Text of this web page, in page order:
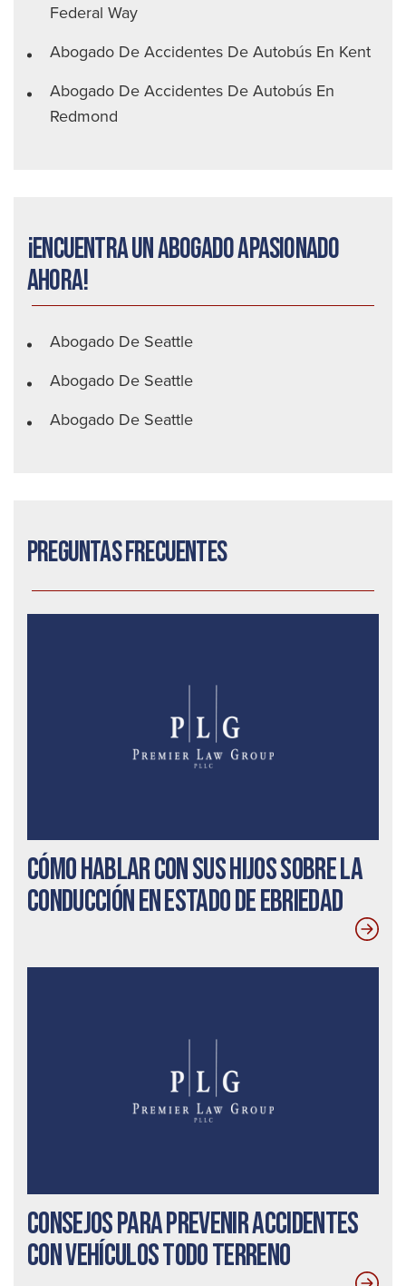
Federal Way
Abogado De Accidentes De Autobús En Kent
Abogado De Accidentes De Autobús En
Redmond
¡Encuentra un abogado apasionado
ahora!
Abogado De Seattle
Abogado De Seattle
Abogado De Seattle
Preguntas frecuentes
Cómo hablar con sus hijos sobre la
conducción en estado de ebriedad
Consejos para prevenir accidentes
con vehículos todo terreno